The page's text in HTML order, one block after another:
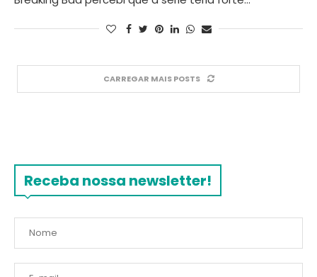
CARREGAR MAIS POSTS
Receba nossa newsletter!